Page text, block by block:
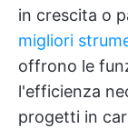
in crescita o
migliori
offrono le
l'efficienza
progetti in